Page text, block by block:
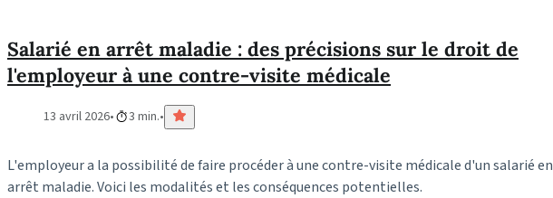
Salarié en arrêt maladie : des précisions sur le droit de
l'employeur à une contre-visite médicale
13 avril 2026 3 min.
L'employeur a la possibilité de faire procéder à une contre-visite médicale d'un salarié en
arrêt maladie. Voici les modalités et les conséquences potentielles.